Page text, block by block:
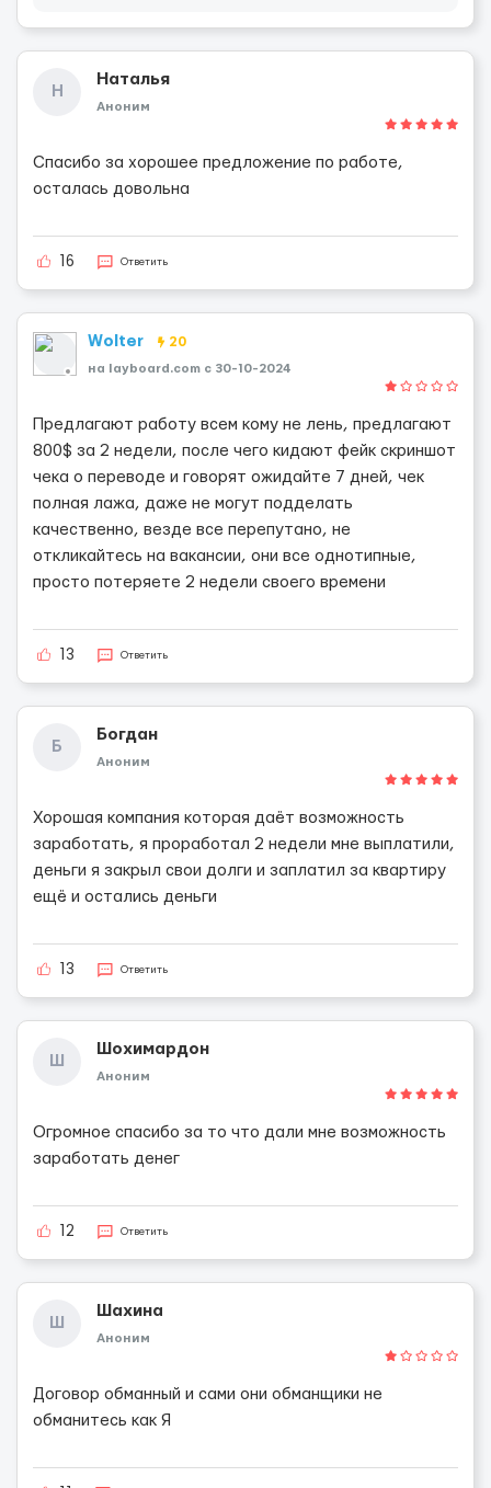
Н
Наталья
Аноним
Спасибо за хорошее предложение по работе,
осталась довольна
16 Ответить
Wolter 20
на layboard.com c 30-10-2024
Предлагают работу всем кому не лень, предлагают
800$ за 2 недели, после чего кидают фейк скриншот
чека о переводе и говорят ожидайте 7 дней, чек
полная лажа, даже не могут подделать
качественно, везде все перепутано, не
откликайтесь на вакансии, они все однотипные,
просто потеряете 2 недели своего времени
13 Ответить
Б
Богдан
Аноним
Хорошая компания которая даёт возможность
заработать, я проработал 2 недели мне выплатили,
деньги я закрыл свои долги и заплатил за квартиру
ещё и остались деньги
13 Ответить
Ш
Шохимардон
Аноним
Огромное спасибо за то что дали мне возможность
заработать денег
12 Ответить
Ш
Шахина
Аноним
Договор обманный и сами они обманщики не
обманитесь как Я